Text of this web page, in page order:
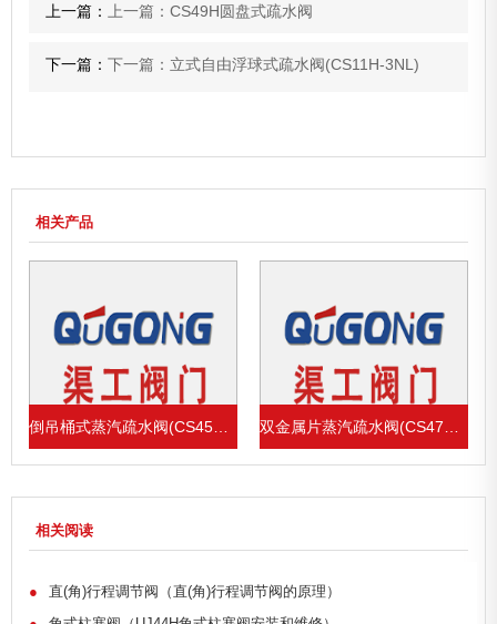
上一篇： 上一篇：CS49H圆盘式疏水阀
下一篇：下一篇：立式自由浮球式疏水阀(CS11H-3NL)
相关产品
倒吊桶式蒸汽疏水阀(CS45H、CS15H) 双金属片蒸汽疏水阀(CS47H、CS17H)
相关阅读
●
直(角)行程调节阀（直(角)行程调节阀的原理）